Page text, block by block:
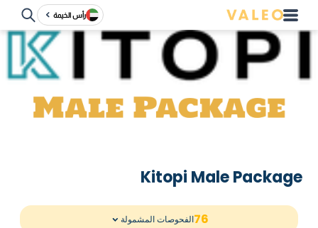
رأس الخيمة
Kitopi Male Package
76الفحوصات المشمولة